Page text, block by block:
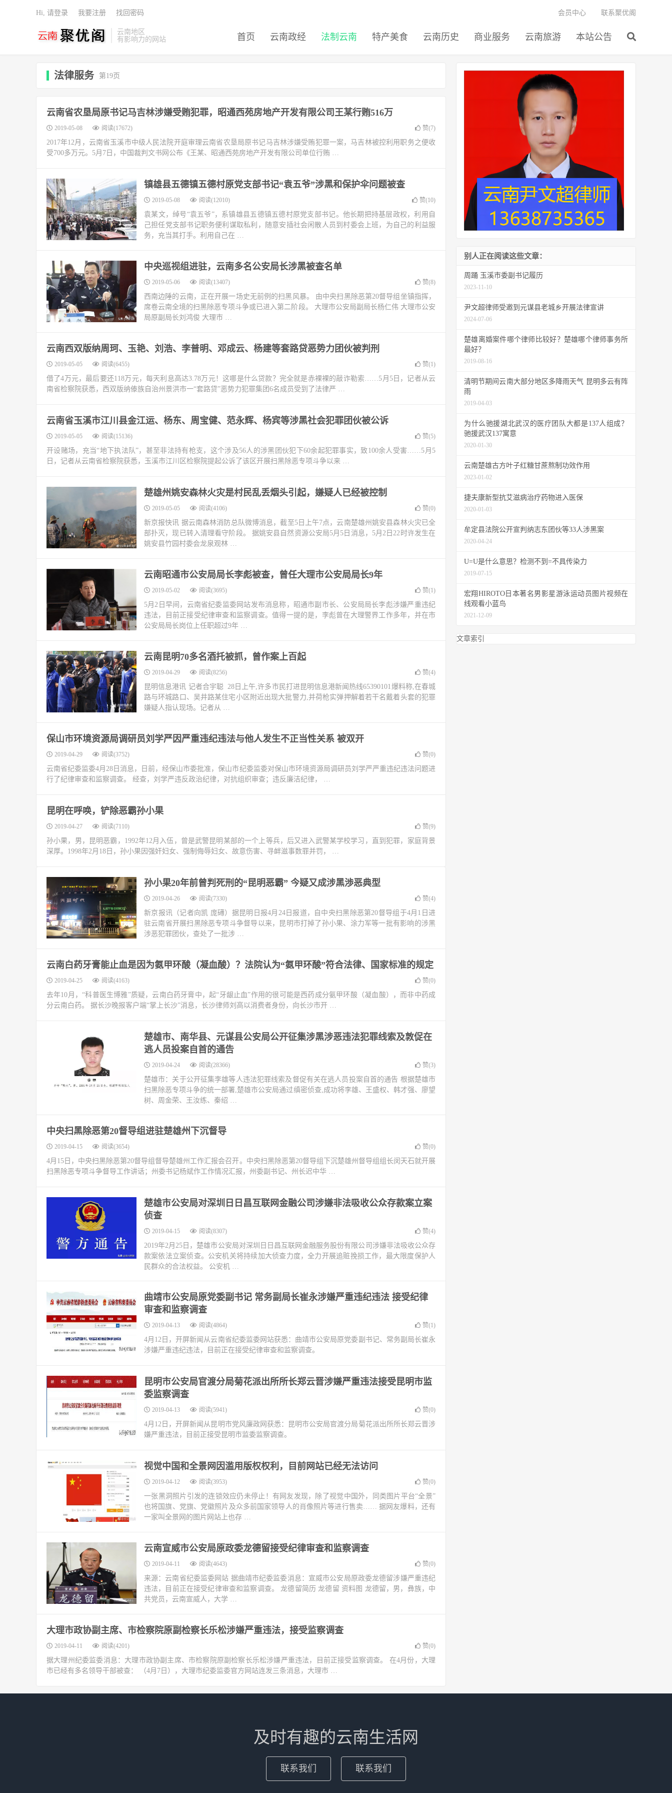
云南地区
有影响力的网站
首页 云南政经 法制云南 特产美食 云南历史 商业服务 云南旅游 本站公告
会员中心 联系聚优阁
Hi, 请登录 我要注册 找回密码
法律服务 第19页
云南省农垦局原书记马吉林涉嫌受贿犯罪，昭通西苑房地产开发有限公司王某行贿516万
2019-05-08 阅读(17672) 赞(7)
2017年12月，云南省玉溪市中级人民法院开庭审理云南省农垦局原书记马吉林涉嫌受贿犯罪一案，马吉林被控利用职务之便收
受700多万元。5月7日，中国裁判文书网公布《王某、昭通西苑房地产开发有限公司单位行贿 …
镇雄县五德镇五德村原党支部书记“袁五爷”涉黑和保护伞问题被查
2019-05-08 阅读(12010) 赞(10)
袁某文，绰号“袁五爷”，系镇雄县五德镇五德村原党支部书记。他长期把持基层政权，利用自
己担任党支部书记职务便利谋取私利，随意安插社会闲散人员到村委会上班，为自己的利益服
务，充当其打手。利用自己在 …
中央巡视组进驻，云南多名公安局长涉黑被查名单
2019-05-06 阅读(13407) 赞(8)
西南边陲的云南，正在开展一场史无前例的扫黑风暴。 由中央扫黑除恶第20督导组坐镇指挥，
席卷云南全境的扫黑除恶专项斗争或已进入第二阶段。 大理市公安局副局长杨仁伟 大理市公安
局原副局长刘鸿俊 大理市 …
云南西双版纳周珂、玉艳、刘浩、李普明、邓成云、杨建等套路贷恶势力团伙被判刑
2019-05-05 阅读(6455) 赞(1)
借了4万元，最后要还118万元，每天利息高达3.78万元！这哪是什么贷款？完全就是赤裸裸的敲诈勒索……5月5日，记者从云
南省检察院获悉，西双版纳傣族自治州景洪市一“套路贷”恶势力犯罪集团6名成员受到了法律严 …
云南省玉溪市江川县金江运、杨东、周宝健、范永辉、杨宾等涉黑社会犯罪团伙被公诉
2019-05-05 阅读(15136) 赞(5)
开设赌场，充当“地下执法队”，甚至非法持有枪支，这个涉及56人的涉黑团伙犯下60余起犯罪事实，致100余人受害……5月5
日，记者从云南省检察院获悉，玉溪市江川区检察院提起公诉了该区开展扫黑除恶专项斗争以来 …
楚雄州姚安森林火灾是村民乱丢烟头引起，嫌疑人已经被控制
2019-05-05 阅读(4106) 赞(0)
新京报快讯 据云南森林消防总队微博消息，截至5日上午7点，云南楚雄州姚安县森林火灾已全
部扑灭，现已转入清理看守阶段。 据姚安县自然资源公安局5月5日消息，5月2日22时许发生在
姚安县竹园村委会龙泉观林 …
云南昭通市公安局局长李彪被查，曾任大理市公安局局长9年
2019-05-02 阅读(3695) 赞(1)
5月2日早间，云南省纪委监委网站发布消息称，昭通市副市长、公安局局长李彪涉嫌严重违纪
违法，目前正接受纪律审查和监察调查。值得一提的是，李彪曾在大理警界工作多年，并在市
公安局局长岗位上任职超过9年 …
云南昆明70多名酒托被抓，曾作案上百起
2019-04-29 阅读(8256) 赞(4)
昆明信息港讯 记者合宇聪 28日上午,许多市民打进昆明信息港新闻热线65390101爆料称,在春城
路与环城路口、吴井路某住宅小区附近出现大批警力,并荷枪实弹押解着若干名戴着头套的犯罪
嫌疑人指认现场。记者从 …
保山市环境资源局调研员刘学严因严重违纪违法与他人发生不正当性关系 被双开
2019-04-29 阅读(3752) 赞(0)
云南省纪委监委4月28日消息，日前，经保山市委批准，保山市纪委监委对保山市环境资源局调研员刘学严严重违纪违法问题进
行了纪律审查和监察调查。 经查，刘学严违反政治纪律，对抗组织审查；违反廉洁纪律， …
昆明在呼唤，铲除恶霸孙小果
2019-04-27 阅读(7110) 赞(9)
孙小果，男，昆明恶霸，1992年12月入伍，曾是武警昆明某部的一个上等兵，后又进入武警某学校学习，直到犯罪，家庭背景
深厚。1998年2月18日，孙小果因强奸妇女、强制侮辱妇女、故意伤害、寻衅滋事数罪并罚， …
孙小果20年前曾判死刑的“昆明恶霸” 今疑又成涉黑渉恶典型
2019-04-26 阅读(7330) 赞(4)
新京报讯（记者向凯 庞礡）据昆明日报4月24日报道，自中央扫黑除恶第20督导组于4月1日进
驻云南省开展扫黑除恶专项斗争督导以来，昆明市打掉了孙小果、涂力军等一批有影响的涉黑
涉恶犯罪团伙，查处了一批涉 …
云南白药牙膏能止血是因为氨甲环酸（凝血酸）？法院认为“氨甲环酸”符合法律、国家标准的规定
2019-04-25 阅读(4163) 赞(0)
去年10月，“科普医生博雅”质疑，云南白药牙膏中，起“牙龈止血”作用的很可能是西药成分氨甲环酸（凝血酸），而非中药成
分云南白药。 据长沙晚报客户端“掌上长沙”消息，长沙律师刘高以消费者身份，向长沙市开 …
楚雄市、南华县、元谋县公安局公开征集涉黑涉恶违法犯罪线索及敦促在
逃人员投案自首的通告
2019-04-24 阅读(28366) 赞(3)
楚雄市：关于公开征集李雄等人违法犯罪线索及督促有关在逃人员投案自首的通告 根据楚雄市
扫黑除恶专项斗争的统一部署,楚雄市公安局通过缜密侦查,成功将李雄、王盛权、韩才强、廖望
树、周金荣、王汝练、秦绍 …
中央扫黑除恶第20督导组进驻楚雄州下沉督导
2019-04-15 阅读(3654) 赞(0)
4月15日，中央扫黑除恶第20督导组督导楚雄州工作汇报会召开。中央扫黑除恶第20督导组下沉楚雄州督导组组长闵天石就开展
扫黑除恶专项斗争督导工作讲话；州委书记杨斌作工作情况汇报，州委副书记、州长迟中华 …
楚雄市公安局对深圳日日昌互联网金融公司涉嫌非法吸收公众存款案立案
侦查
2019-04-15 阅读(8307) 赞(4)
2019年2月25日，楚雄市公安局对深圳日日昌互联网金融服务股份有限公司涉嫌非法吸收公众存
款案依法立案侦查。公安机关将持续加大侦查力度，全力开展追赃挽损工作，最大限度保护人
民群众的合法权益。 公安机 …
曲靖市公安局原党委副书记 常务副局长崔永涉嫌严重违纪违法 接受纪律
审查和监察调查
2019-04-13 阅读(4864) 赞(1)
4月12日，开屏新闻从云南省纪委监委网站获悉：曲靖市公安局原党委副书记、常务副局长崔永
涉嫌严重违纪违法，目前正在接受纪律审查和监察调查。
昆明市公安局官渡分局菊花派出所所长郑云晋涉嫌严重违法接受昆明市监
委监察调查
2019-04-13 阅读(5941) 赞(0)
4月12日，开屏新闻从昆明市党风廉政网获悉：昆明市公安局官渡分局菊花派出所所长郑云晋涉
嫌严重违法，目前正接受昆明市监委监察调查。
视觉中国和全景网因滥用版权权利，目前网站已经无法访问
2019-04-12 阅读(3953) 赞(0)
一张黑洞照片引发的连锁效应仍未停止！有网友发现，除了视觉中国外，同类图片平台“全景”
也将国旗、党旗、党徽照片及众多前国家领导人的肖像照片等进行售卖…… 据网友爆料，还有
一家叫全景网的图片网站上也存 …
云南宣威市公安局原政委龙德留接受纪律审查和监察调查
2019-04-11 阅读(4643) 赞(0)
来源：云南省纪委监委网站 据曲靖市纪委监委消息：宣威市公安局原政委龙德留涉嫌严重违纪
违法，目前正在接受纪律审查和监察调查。 龙德留简历 龙德留 资料图 龙德留，男，彝族，中
共党员，云南宣威人，大学 …
大理市政协副主席、市检察院原副检察长乐松涉嫌严重违法，接受监察调查
2019-04-11 阅读(4201) 赞(0)
据大理州纪委监委消息：大理市政协副主席、市检察院原副检察长乐松涉嫌严重违法，目前正接受监察调查。 在4月份，大理
市已经有多名领导干部被查： （4月7日），大理市纪委监委官方网站连发三条消息，大理市 …
别人正在阅读这些文章：
周踊 玉溪市委副书记履历
2023-11-10
尹文超律师受邀到元谋县老城乡开展法律宣讲
2024-07-06
楚雄离婚案件哪个律师比较好？楚雄哪个律师事务所
最好？
2019-08-16
清明节期间云南大部分地区多降雨天气 昆明多云有阵
雨
2019-04-03
为什么驰援湖北武汉的医疗团队大都是137人组成？
驰援武汉137寓意
2020-01-30
云南楚雄古方叶子红糖甘蔗熬制功效作用
2023-01-02
捷夫康新型抗艾滋病治疗药物进入医保
2020-01-03
牟定县法院公开宣判纳志东团伙等33人涉黑案
2020-04-24
U=U是什么意思？检测不到=不具传染力
2019-07-15
宏翔HIROTO日本著名男影星游泳运动员图片视频在
线观看小蓝鸟
2021-12-09
文章索引
及时有趣的云南生活网
联系我们 联系我们